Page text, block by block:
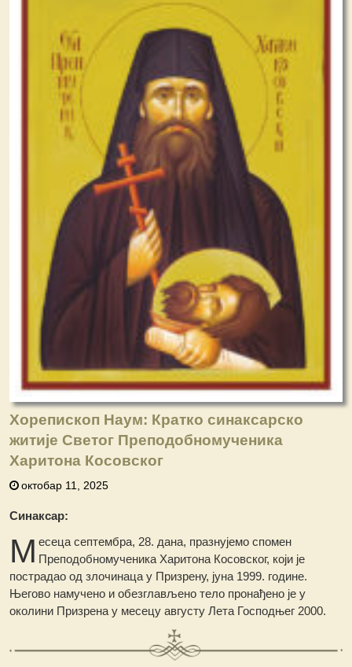
Хорепископ Наум: Кратко синаксарско
житије Светог Преподобномученика
Харитона Косовског
октобар 11, 2025
Синаксар:
М есеца септембра, 28. дана, празнујемо спомен
Преподобномученика Харитона Косовског, који је
пострадао од злочинаца у Призрену, јуна 1999. године.
Његово намучено и обезглављено тело пронађено је у
околини Призрена у месецу августу Лета Господњег 2000.